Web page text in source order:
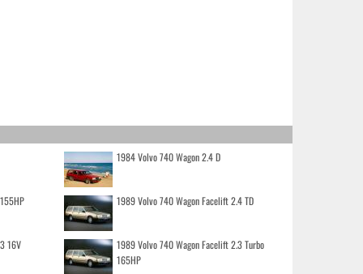
1984 Volvo 740 Wagon 2.4 D
1989 Volvo 740 Wagon Facelift 2.4 TD
16V
1989 Volvo 740 Wagon Facelift 2.3 Turbo
165HP